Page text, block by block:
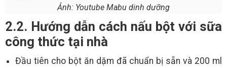
Ảnh: Youtube Mabu dinh dưỡng
2.2. Hướng dẫn cách nấu bột với sữa
công thức tại nhà
Đầu tiên cho bột ăn dặm đã chuẩn bị sẵn và 200 ml